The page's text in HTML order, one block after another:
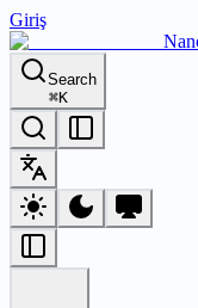
Giriş
Search
⌘K